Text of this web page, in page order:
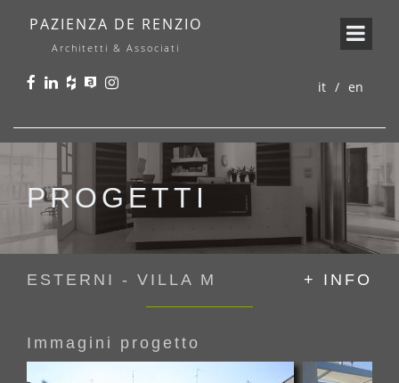
PAZIENZA DE RENZIO
Architetti & Associati
it en
PROGETTI
ESTERNI - VILLA M + INFO
Immagini progetto